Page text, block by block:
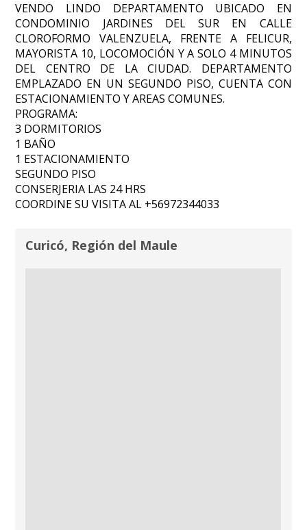
VENDO LINDO DEPARTAMENTO UBICADO EN
CONDOMINIO JARDINES DEL SUR EN CALLE
CLOROFORMO VALENZUELA, FRENTE A FELICUR,
MAYORISTA 10, LOCOMOCIÓN Y A SOLO 4 MINUTOS
DEL CENTRO DE LA CIUDAD. DEPARTAMENTO
EMPLAZADO EN UN SEGUNDO PISO, CUENTA CON
ESTACIONAMIENTO Y AREAS COMUNES.
PROGRAMA:
3 DORMITORIOS
1 BAÑO
1 ESTACIONAMIENTO
SEGUNDO PISO
CONSERJERIA LAS 24 HRS
COORDINE SU VISITA AL +56972344033
Curicó, Región del Maule